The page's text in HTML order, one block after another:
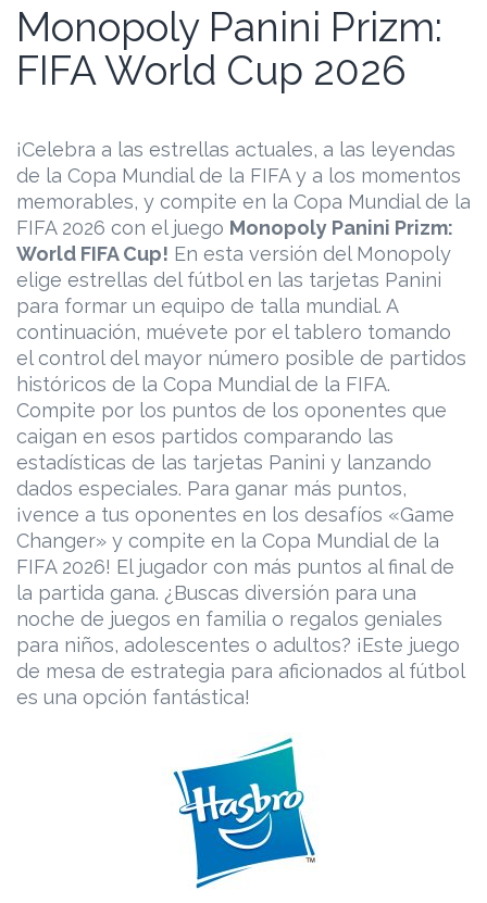
Monopoly Panini Prizm:
FIFA World Cup 2026
¡Celebra a las estrellas actuales, a las leyendas
de la Copa Mundial de la FIFA y a los momentos
memorables, y compite en la Copa Mundial de la
FIFA 2026 con el juego Monopoly Panini Prizm:
World FIFA Cup! En esta versión del Monopoly
elige estrellas del fútbol en las tarjetas Panini
para formar un equipo de talla mundial. A
continuación, muévete por el tablero tomando
el control del mayor número posible de partidos
históricos de la Copa Mundial de la FIFA.
Compite por los puntos de los oponentes que
caigan en esos partidos comparando las
estadísticas de las tarjetas Panini y lanzando
dados especiales. Para ganar más puntos,
¡vence a tus oponentes en los desafíos «Game
Changer» y compite en la Copa Mundial de la
FIFA 2026! El jugador con más puntos al final de
la partida gana. ¿Buscas diversión para una
noche de juegos en familia o regalos geniales
para niños, adolescentes o adultos? ¡Este juego
de mesa de estrategia para aficionados al fútbol
es una opción fantástica!